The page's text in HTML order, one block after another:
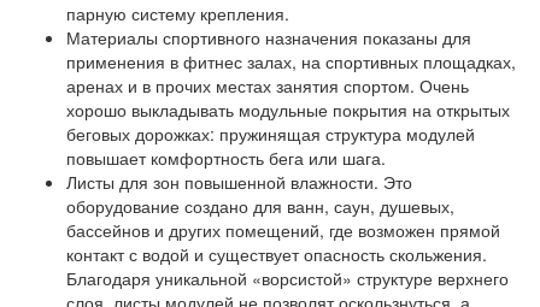
парную систему крепления.
Материалы спортивного назначения показаны для
применения в фитнес залах, на спортивных площадках,
аренах и в прочих местах занятия спортом. Очень
хорошо выкладывать модульные покрытия на открытых
беговых дорожках: пружинящая структура модулей
повышает комфортность бега или шага.
Листы для зон повышенной влажности. Это
оборудование создано для ванн, саун, душевых,
бассейнов и других помещений, где возможен прямой
контакт с водой и существует опасность скольжения.
Благодаря уникальной «ворсистой» структуре верхнего
слоя, листы модулей не позволят оскользнуться, а